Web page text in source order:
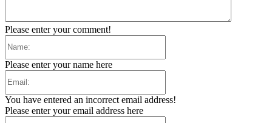
Please enter your comment!
Please enter your name here
You have entered an incorrect email address!
Please enter your email address here